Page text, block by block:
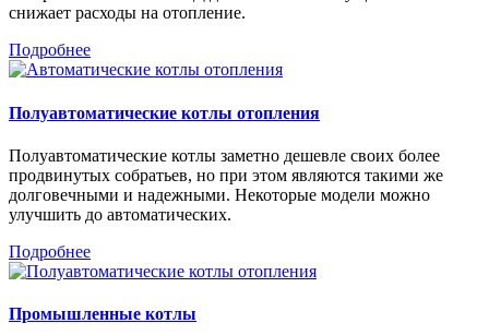
снижает расходы на отопление.
Подробнее
Полуавтоматические котлы отопления
Полуавтоматические котлы заметно дешевле своих более
продвинутых собратьев, но при этом являются такими же
долговечными и надежными. Некоторые модели можно
улучшить до автоматических.
Подробнее
Промышленные котлы